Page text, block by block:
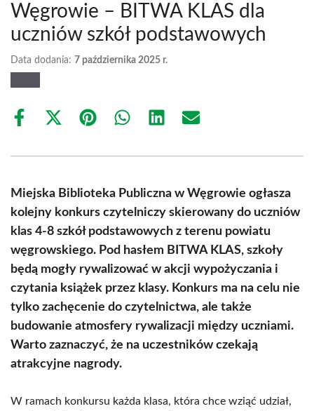
Węgrowie – BITWA KLAS dla
uczniów szkół podstawowych
Data dodania: 7 października 2025 r.
Share
Share
(Twitter)
Share Share Share Share
Miejska Biblioteka Publiczna w Węgrowie ogłasza
kolejny konkurs czytelniczy skierowany do uczniów
klas 4-8 szkół podstawowych z terenu powiatu
węgrowskiego. Pod hasłem BITWA KLAS, szkoły
będą mogły rywalizować w akcji wypożyczania i
czytania książek przez klasy. Konkurs ma na celu nie
tylko zachęcenie do czytelnictwa, ale także
budowanie atmosfery rywalizacji między uczniami.
Warto zaznaczyć, że na uczestników czekają
atrakcyjne nagrody.
W ramach konkursu każda klasa, która chce wziąć udział,